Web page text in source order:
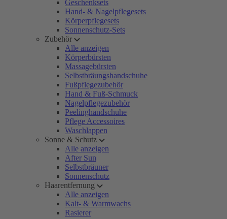
Geschenksets
Hand- & Nagelpflegesets
Körperpflegesets
Sonnenschutz-Sets
Zubehör
Alle anzeigen
Körperbürsten
Massagebürsten
Selbstbräungshandschuhe
Fußpflegezubehör
Hand & Fuß-Schmuck
Nagelpflegezubehör
Peelinghandschuhe
Pflege Accessoires
Waschlappen
Sonne & Schutz
Alle anzeigen
After Sun
Selbstbräuner
Sonnenschutz
Haarentfernung
Alle anzeigen
Kalt- & Warmwachs
Rasierer